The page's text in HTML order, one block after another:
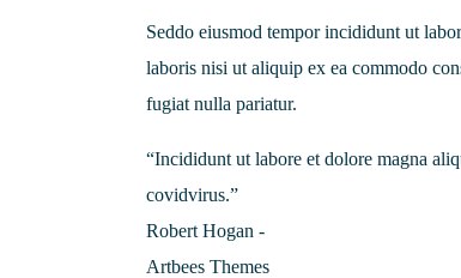
Seddo eiusmod tempor incididunt ut
laboris nisi ut aliquip ex ea commodo
fugiat nulla pariatur.
“Incididunt ut labore et dolore magna
covidvirus.”
Robert Hogan -
Artbees Themes